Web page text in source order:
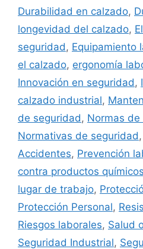
Durabilidad en calzado,
longevidad del calzado,
seguridad , Equipamiento
el calzado, ergonomía
Innovación en seguridad ,
calzado industrial,
de seguridad , Normas
Normativas de seguridad ,
Accidentes, Prevención
contra productos químicos
lugar de trabajo,
Protección Personal,
Riesgos laborales, Salud
Seguridad Industrial,